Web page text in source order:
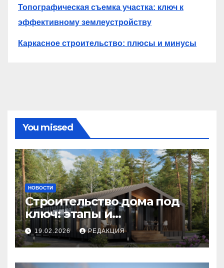
Топографическая съемка участка: ключ к
эффективному землеустройству
Каркасное строительство: плюсы и минусы
You missed
НОВОСТИ
Строительство дома под
ключ: этапы и
планирование бюджета
19.02.2026 РЕДАКЦИЯ